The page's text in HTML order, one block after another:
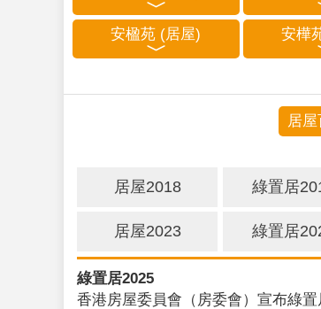
安楹苑 (居屋) 安樺
居
居屋2018 綠置居
居屋2023 綠置居
綠置居2025
香港房屋委員會（房委會）宣布綠